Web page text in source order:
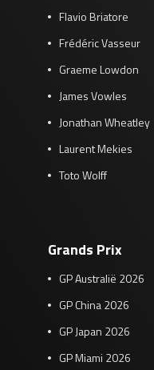
Flavio Briatore
Frédéric Vasseur
Graeme Lowdon
James Vowles
Jonathan Wheatley
Laurent Mekies
Toto Wolff
Grands Prix
GP Australië 2026
GP China 2026
GP Japan 2026
GP Miami 2026